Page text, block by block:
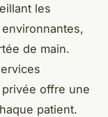
les
de main.
offre une
patient.